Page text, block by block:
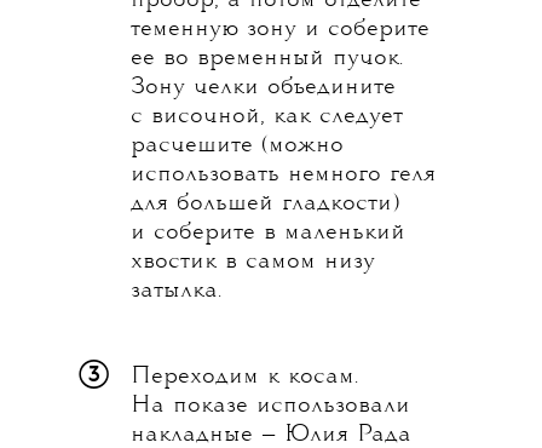
теменную зону и соберите
ее во временный пучок.
Зону челки объедините
с височной, как следует
расчешите (можно
использовать немного геля
для большей гладкости)
и соберите в маленький
хвостик в самом низу
затылка.
③
Переходим к косам.
На показе использовали
накладные — Юлия Рада